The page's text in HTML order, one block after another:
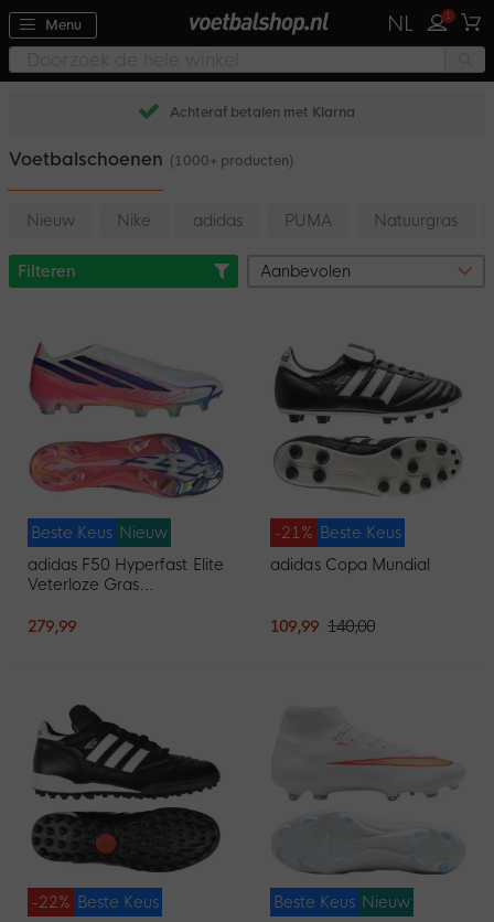
Menu NL 1
Achteraf betalen met Klarna
Voetbalschoenen (1000+ producten)
Nieuw Nike adidas PUMA Natuurgras
Filteren
Beste Keus Nieuw
adidas F50 Hyperfast Elite
Veterloze Gras
Wit Paars Roze
279,99
Beste Keus
-21%
adidas Copa Mundial
109,99 140,00
Beste Keus
-22%
Beste Keus Nieuw